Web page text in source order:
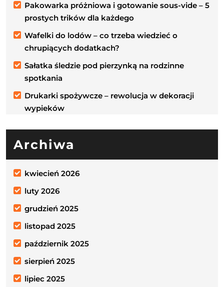
Pakowarka próżniowa i gotowanie sous-vide – 5
prostych trików dla każdego
Wafelki do lodów – co trzeba wiedzieć o
chrupiących dodatkach?
Sałatka śledzie pod pierzynką na rodzinne
spotkania
Drukarki spożywcze – rewolucja w dekoracji
wypieków
Archiwa
kwiecień 2026
luty 2026
grudzień 2025
listopad 2025
październik 2025
sierpień 2025
lipiec 2025